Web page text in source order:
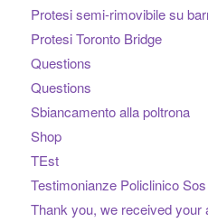
Protesi semi-rimovibile su
Protesi Toronto Bridge
Questions
Questions
Sbiancamento alla poltrona
Shop
TEst
Testimonianze Policlinico
Thank you, we received your